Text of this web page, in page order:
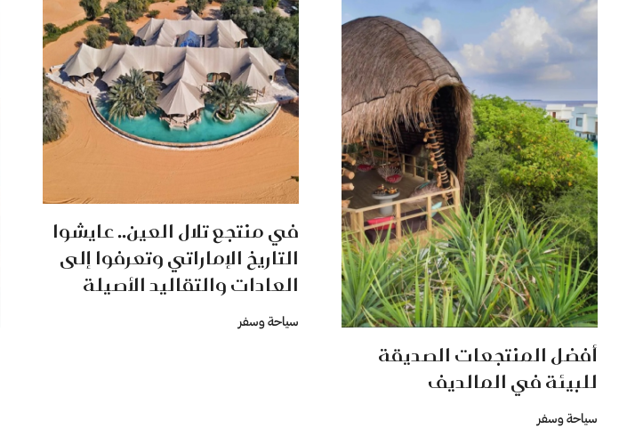
أفضل المنتجعات الصديقة
للبيئة في المالديف
سياحة وسفر
في منتجع تلال العين.. عايشوا
التاريخ الإماراتي وتعرفوا إلى
العادات والتقاليد الأصيلة
سياحة وسفر